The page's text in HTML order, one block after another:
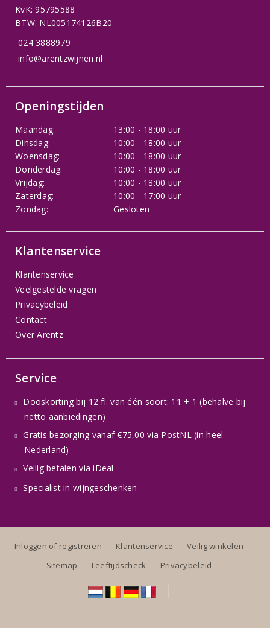
KvK: 95795588
BTW: NL005174126B20
024 3888979
info@arentzwijnen.nl
Openingstijden
Maandag:
13:00 - 18:00 uur
Dinsdag:
10:00 - 18:00 uur
Woensdag:
10:00 - 18:00 uur
Donderdag:
10:00 - 18:00 uur
Vrijdag:
10:00 - 18:00 uur
Zaterdag:
10:00 - 17:00 uur
Zondag:
Gesloten
Klantenservice
Klantenservice
Veelgestelde vragen
Privacybeleid
Contact
Over Arentz
Service
Dooskorting bij 12 fl. van één soort: 11 + 1 (behalve bij
netto aanbiedingen)
Gratis bezorging vanaf €75,00 via PostNL (in heel
Nederland)
Veilig betalen via iDeal
Specialist in wijngeschenken
Inloggen of registreren Klantenservice
Veilig winkelen
Sitemap
Leeftijdscheck Privacybeleid